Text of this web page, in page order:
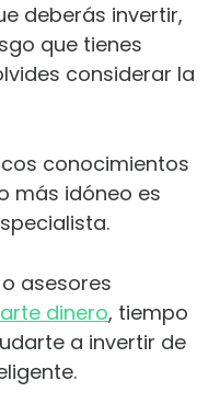
deberás invertir,
que tienes
considerar la
conocimientos
más idóneo es
asesores
dinero, tiempo
a invertir de